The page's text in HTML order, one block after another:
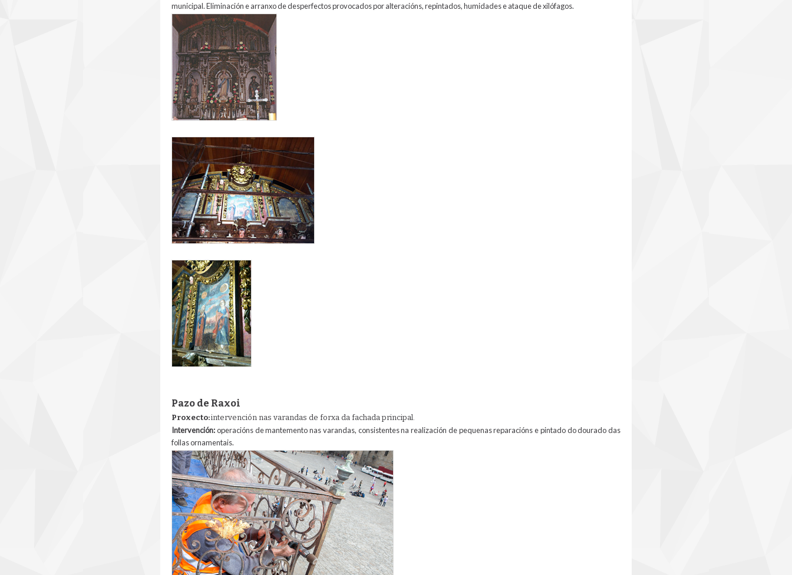
municipal. Eliminación e arranxo de desperfectos provocados por alteracións, repintados, humidades e ataque de xilófagos.
retablo_nemenzo_antes.jpg
resturacion_retablo_nemenzo1paraweb.jpg
resturacion_retablo_nemenzo2paraweb.jpg
Pazo de Raxoi
Proxecto:intervención nas varandas de forxa da fachada principal.
Intervención:operacións de mantemento nas varandas, consistentes na realización de pequenas reparacións e pintado do dourado das
follas ornamentais.
foto_rehab_barandillas_raxoi.jpg